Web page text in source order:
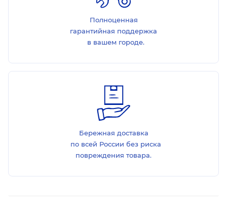
Полноценная
гарантийная поддержка
в вашем городе.
Бережная доставка
по всей России без риска
повреждения товара.